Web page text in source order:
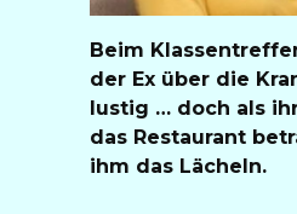
Beim
der Ex über die
lustig … doch als
das Restaurant
ihm das Lächeln.